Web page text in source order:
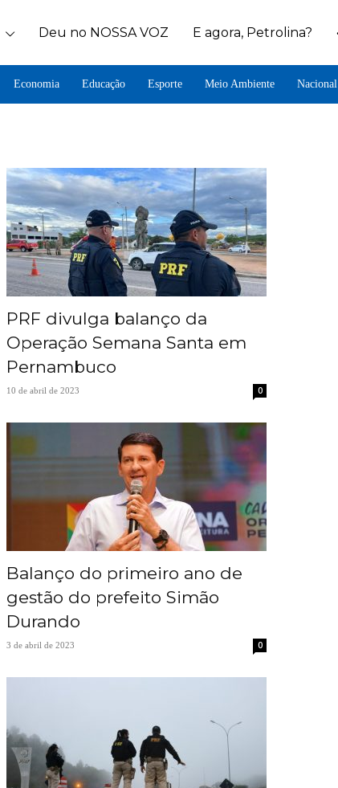
Deu no NOSSA VOZ E agora, Petrolina?
Economia Educação Esporte Meio Ambiente Nacional
PRF divulga balanço da
Operação Semana Santa em
Pernambuco
10 de abril de 2023 0
Balanço do primeiro ano de
gestão do prefeito Simão
Durando
3 de abril de 2023 0